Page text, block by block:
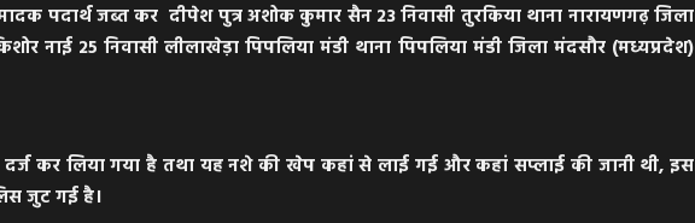
पदार्थ जब्त कर दीपेश पुत्र अशोक कुमार सैन 23 निवासी तुरकिया थाना नारायणगढ़ जिला
नाई 25 निवासी लीलाखेड़ा पिपलिया मंडी थाना पिपलिया मंडी जिला मंदसौर (मध्यप्रदेश)
कर लिया गया है तथा यह नशे की खेप कहां से लाई गई और कहां सप्लाई की जानी थी, इस
जुट गई है।